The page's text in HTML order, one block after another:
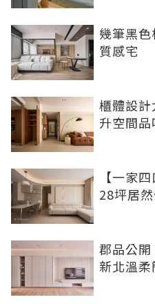
幾筆黑
質感宅
櫃體設
升空間品
【一家
28坪居
郡品公開
新北溫